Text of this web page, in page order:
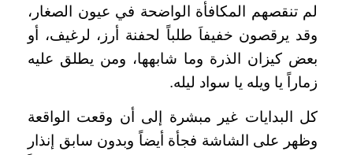
لم تنقصهم المكافأة الواضحة في عيون الصغار،
وقد يرقصون خفيفاَ طلباً لحفنة أرز، لرغيف، أو
بعض كيزان الذرة وما شابهها، ومن يطلق عليه
زماراً يا ويله يا سواد ليله.
كل البدايات غير مبشرة إلى أن وقعت الواقعة
وظهر على الشاشة فجأة أيضاً وبدون سابق إنذار